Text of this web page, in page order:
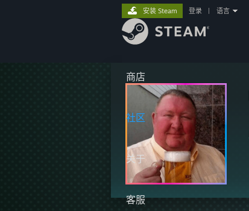
商店
社区
关于
客服
安装 Steam 登录 语言